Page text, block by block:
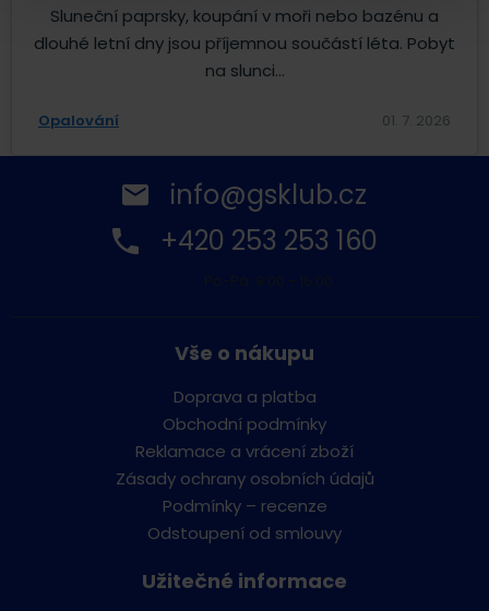
Sluneční paprsky, koupání v moři nebo bazénu a
dlouhé letní dny jsou příjemnou součástí léta. Pobyt
na slunci...
Opalování 01. 7. 2026
info@gsklub.cz
+420 253 253 160
Vše o nákupu
Doprava a platba
Obchodní podmínky
Reklamace a vrácení zboží
Zásady ochrany osobních údajů
Podmínky – recenze
Odstoupení od smlouvy
Užitečné informace